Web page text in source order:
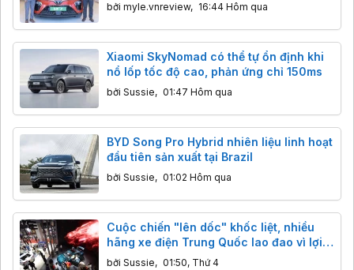
bởi myle.vnreview, 16:44 Hôm qua
Xiaomi SkyNomad có thể tự ổn định khi
nổ lốp tốc độ cao, phản ứng chỉ 150ms
bởi Sussie, 01:47 Hôm qua
BYD Song Pro Hybrid nhiên liệu linh hoạt
đầu tiên sản xuất tại Brazil
bởi Sussie, 01:02 Hôm qua
Cuộc chiến "lên dốc" khốc liệt, nhiều
hãng xe điện Trung Quốc lao đao vì lợi
nhuận
bởi Sussie, 01:50, Thứ 4